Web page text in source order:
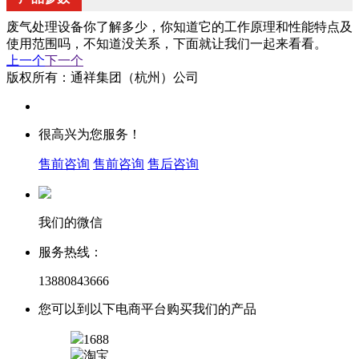
废气处理设备你了解多少，你知道它的工作原理和性能特点及
使用范围吗，不知道没关系，下面就让我们一起来看看。
上一个下一个
版权所有：通祥集团（杭州）公司
很高兴为您服务！
售前咨询 售前咨询 售后咨询
我们的微信
服务热线：
13880843666
您可以到以下电商平台购买我们的产品
1688
淘宝